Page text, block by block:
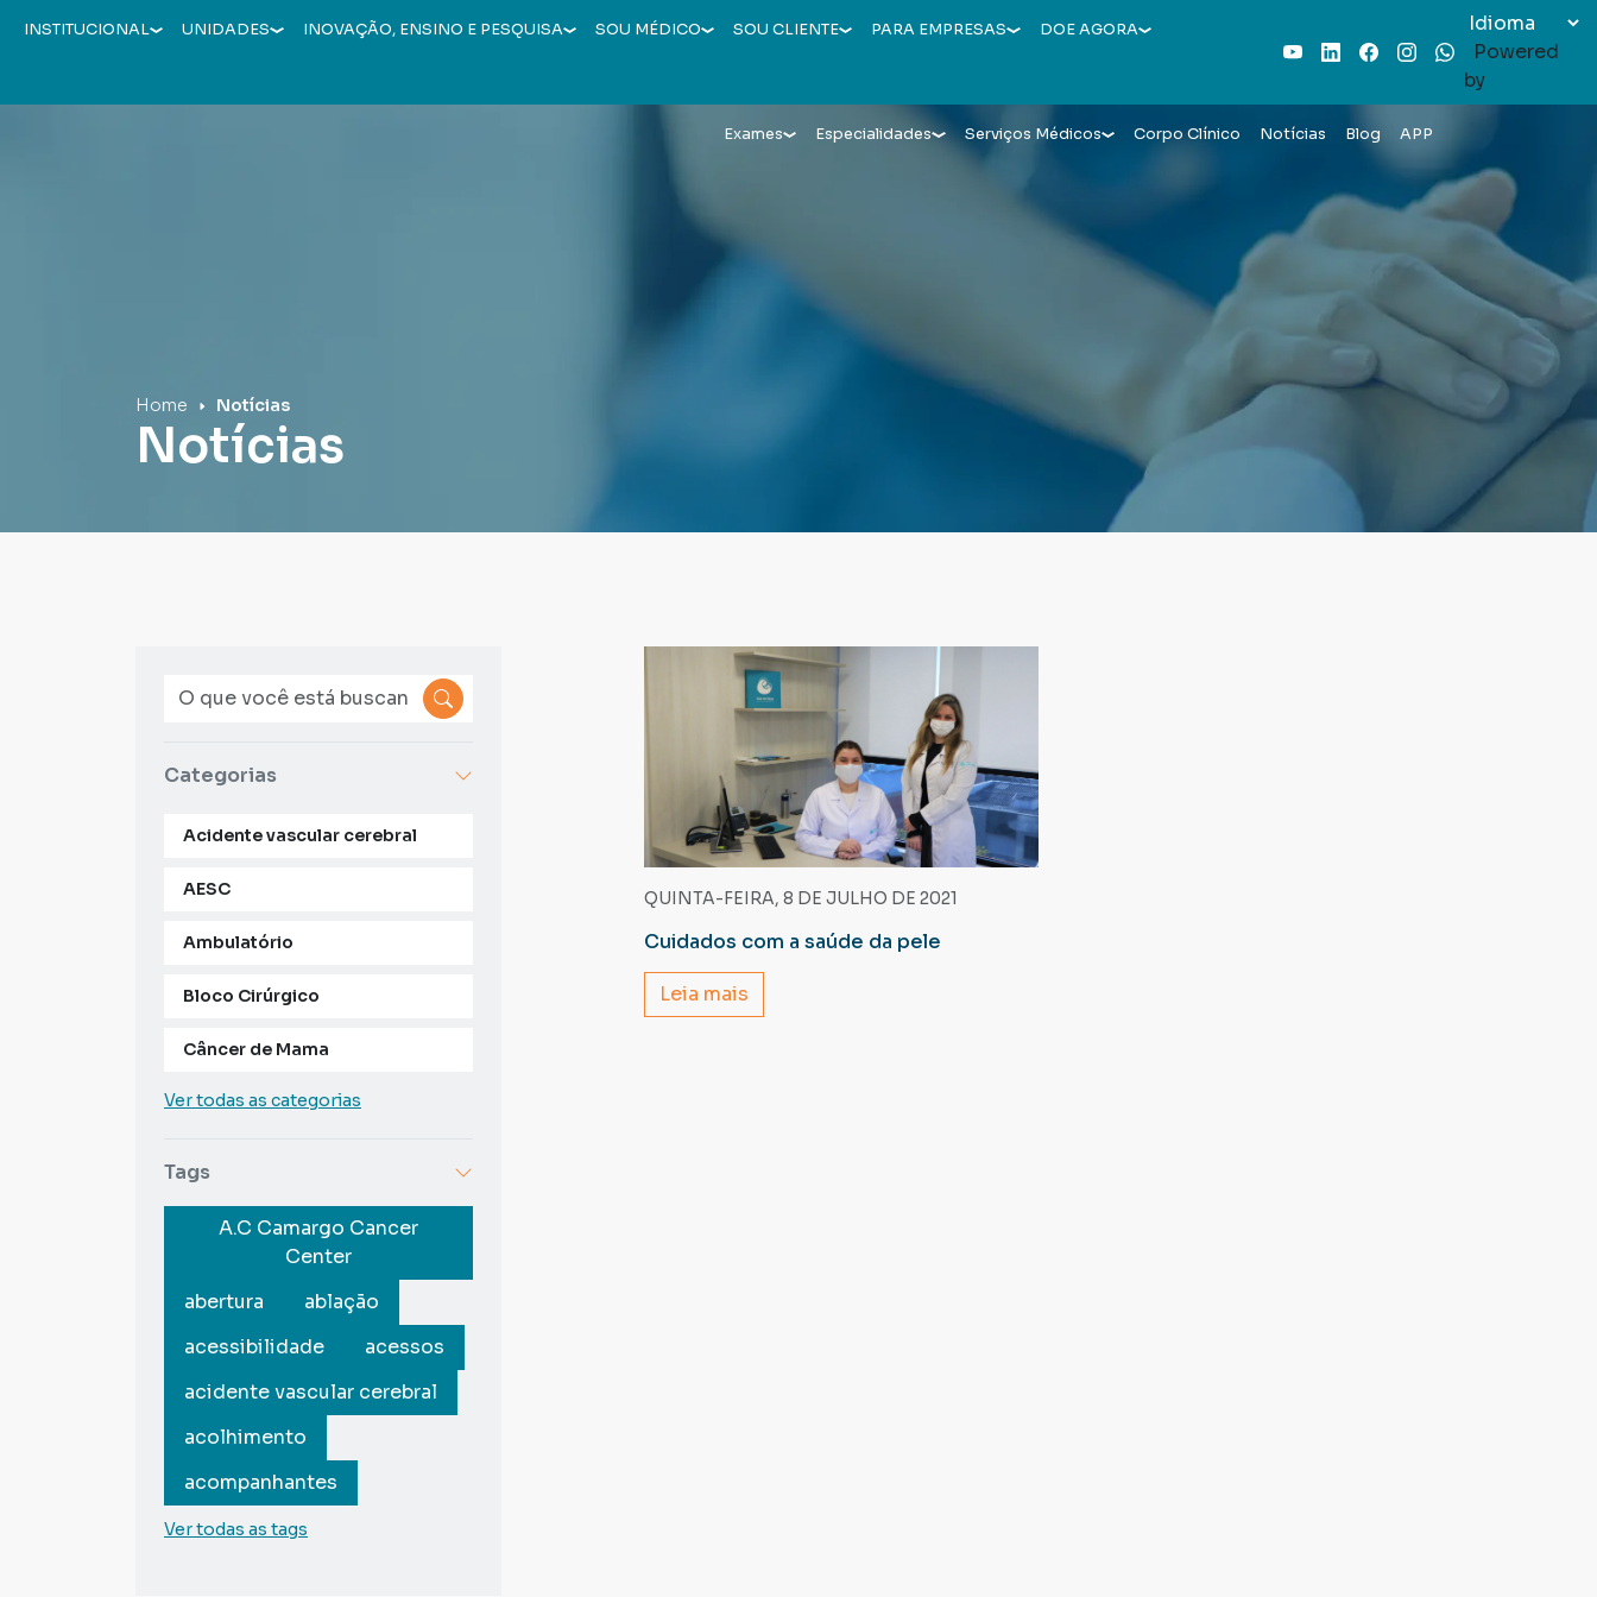
INSTITUCIONAL UNIDADES INOVAÇÃO, ENSINO E PESQUISA SOU MÉDICO SOU CLIENTE PARA EMPRESAS
DOE AGORA
YoutubeLinkedInFacebook
InstagramWhatsAppPowered
by
Exames Especialidades Serviços Médicos Corpo Clínico Notícias Blog APP
Home Notícias
Notícias
Categorias
Acidente vascular cerebral
AESC
Ambulatório
Bloco Cirúrgico
Câncer de Mama
Ver todas as categorias
Tags
A.C Camargo Cancer
Center
abertura
ablação
acessibilidade
acessos
acidente vascular cerebral
acolhimento
acompanhantes
Ver todas as tags
QUINTA-FEIRA, 8 DE JULHO DE 2021
Cuidados com a saúde da pele
Leia mais